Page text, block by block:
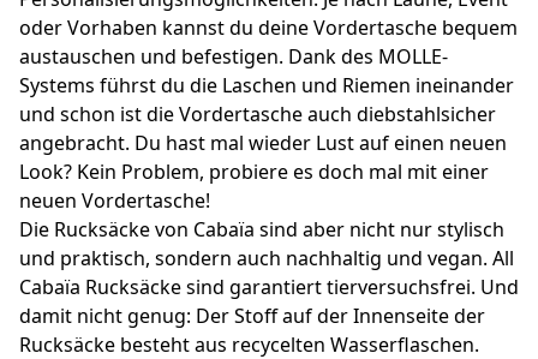
oder Vorhaben kannst du deine Vordertasche bequem
austauschen und befestigen. Dank des MOLLE-
Systems führst du die Laschen und Riemen ineinander
und schon ist die Vordertasche auch diebstahlsicher
angebracht. Du hast mal wieder Lust auf einen neuen
Look? Kein Problem, probiere es doch mal mit einer
neuen Vordertasche!
Die Rucksäcke von Cabaïa sind aber nicht nur stylisch
und praktisch, sondern auch nachhaltig und vegan. All
Cabaïa Rucksäcke sind garantiert tierversuchsfrei. Und
damit nicht genug: Der Stoff auf der Innenseite der
Rucksäcke besteht aus recycelten Wasserflaschen.